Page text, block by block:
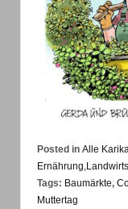
Posted in Alle
Tags: Baumärkte,
Muttertag